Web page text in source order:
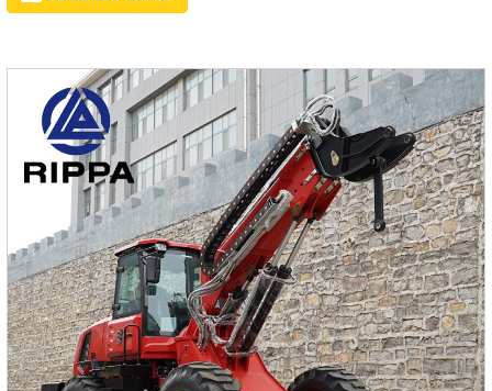
объектами.Экономия времени и затрат: Быстрая
затраты на перевозку и увеличивает общую
производительность.Доступная цена: Благодаря прямым
поставкам от производителя и оптимизации
производственных процессов, экскаваторы RIPPA
отличаются конкурентоспособной це